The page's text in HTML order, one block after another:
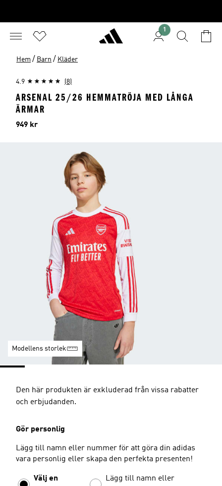
1
Hem / Barn / Kläder
4.9 (8)
ARSENAL 25/26 HEMMATRÖJA MED LÅNGA
ÄRMAR
Pris
949 kr
Modellens storlek
Den här produkten är exkluderad från vissa rabatter
och erbjudanden.
Gör personlig
Lägg till namn eller nummer för att göra din adidas
vara personlig eller skapa den perfekta presenten!
Välj en
Lägg till namn eller